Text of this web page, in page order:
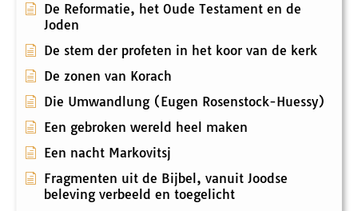
De Reformatie, het Oude Testament en de
Joden
De stem der profeten in het koor van de kerk
De zonen van Korach
Die Umwandlung (Eugen Rosenstock-Huessy)
Een gebroken wereld heel maken
Een nacht Markovitsj
Fragmenten uit de Bijbel, vanuit Joodse
beleving verbeeld en toegelicht